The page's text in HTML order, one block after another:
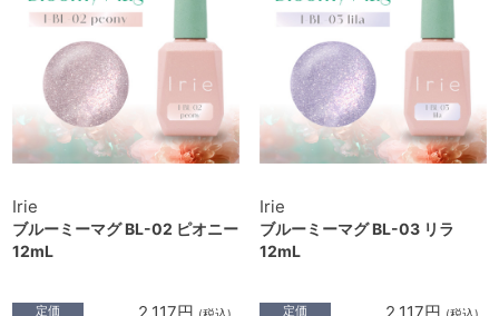
Irie
ブルーミーマグ BL-02 ピオニー
12mL
定価
Irie
ブルーミーマグ BL-03 リラ
12mL
定価